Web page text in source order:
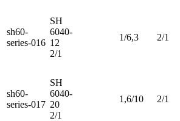
sh60-
series-016
SH
6040-
12
2/1
1/6,3 2/1
sh60-
series-017
SH
6040-
20
2/1
1,6/10 2/1